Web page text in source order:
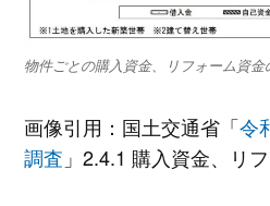
物件ごとの購入資金、リフォーム資金
画像引用：国土交通省「令
調査 」2.4.1 購入資金、リ